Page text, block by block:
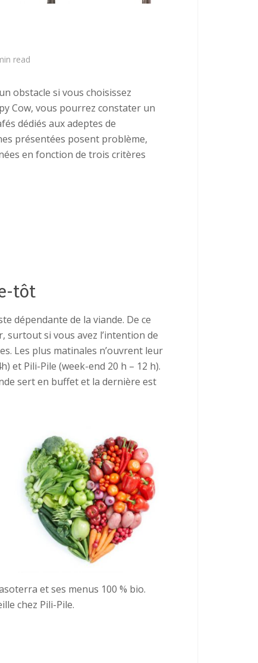
read
obstacle si vous choisissez
Cow, vous pourrez constater un
dédiés aux adeptes de
présentées posent problème,
en fonction de trois critères
tôt
dépendante de la viande. De ce
surtout si vous avez l’intention de
Les plus matinales n’ouvrent leur
et Pili-Pile (week-end 20 h – 12 h).
sert en buffet et la dernière est
et ses menus 100 % bio.
chez Pili-Pile.